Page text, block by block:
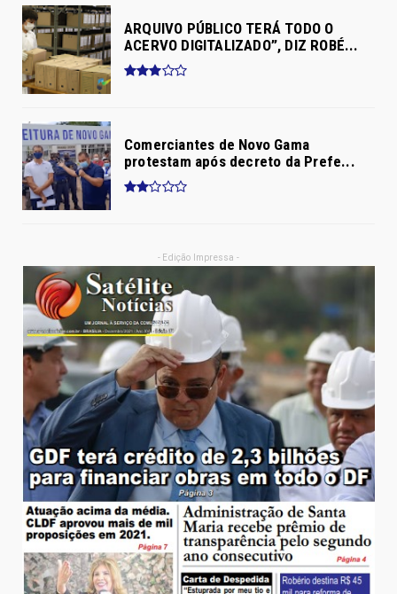
ARQUIVO PÚBLICO TERÁ TODO O
ACERVO DIGITALIZADO”, DIZ ROBÉ...
Comerciantes de Novo Gama
protestam após decreto da Prefe...
- Edição Impressa -